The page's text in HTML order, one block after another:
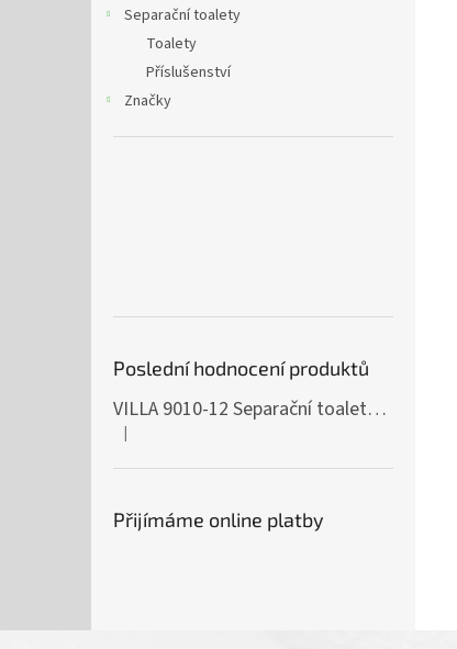
Separační toalety
Toalety
Příslušenství
Značky
Poslední hodnocení produktů
VILLA 9010-12 Separační toaleta, 230/12V
Hodnocení produktu je 5 z 5 hvězdiček.
|
Přijímáme online platby